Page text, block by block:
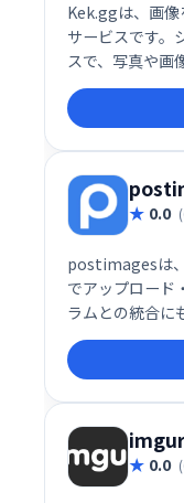
Kek.ggは、画像
サービスです。
スで、写真や画
0.0
postimagesは
でアップロード
ラムとの統合に
す。無料でご
イトの充実にお
imgur
0.0